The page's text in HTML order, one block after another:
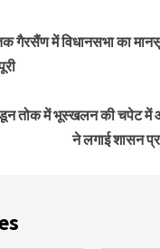
गैरसैंण में विधानसभा का
तोक में भूस्खलन की चपेट में
ने लगाई शासन